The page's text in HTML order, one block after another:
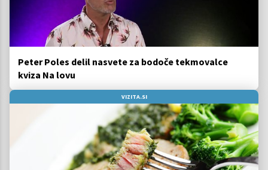
Peter Poles delil nasvete za bodoče tekmovalce
kviza Na lovu
VIZITA.SI